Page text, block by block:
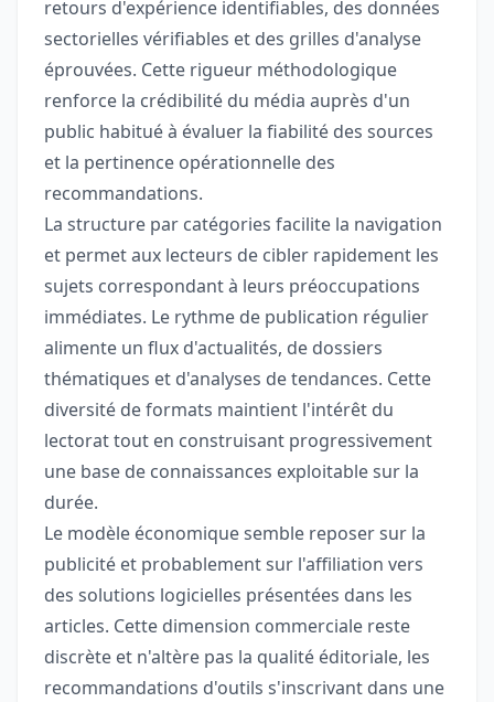
retours d'expérience identifiables, des données
sectorielles vérifiables et des grilles d'analyse
éprouvées. Cette rigueur méthodologique
renforce la crédibilité du média auprès d'un
public habitué à évaluer la fiabilité des sources
et la pertinence opérationnelle des
recommandations.
La structure par catégories facilite la navigation
et permet aux lecteurs de cibler rapidement les
sujets correspondant à leurs préoccupations
immédiates. Le rythme de publication régulier
alimente un flux d'actualités, de dossiers
thématiques et d'analyses de tendances. Cette
diversité de formats maintient l'intérêt du
lectorat tout en construisant progressivement
une base de connaissances exploitable sur la
durée.
Le modèle économique semble reposer sur la
publicité et probablement sur l'affiliation vers
des solutions logicielles présentées dans les
articles. Cette dimension commerciale reste
discrète et n'altère pas la qualité éditoriale, les
recommandations d'outils s'inscrivant dans une